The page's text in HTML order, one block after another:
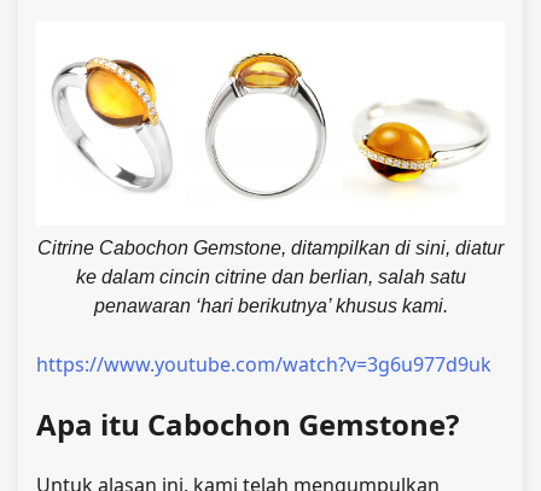
Citrine Cabochon Gemstone, ditampilkan di sini, diatur
ke dalam cincin citrine dan berlian, salah satu
penawaran ‘hari berikutnya’ khusus kami.
https://www.youtube.com/watch?v=3g6u977d9uk
Apa itu Cabochon Gemstone?
Untuk alasan ini, kami telah mengumpulkan